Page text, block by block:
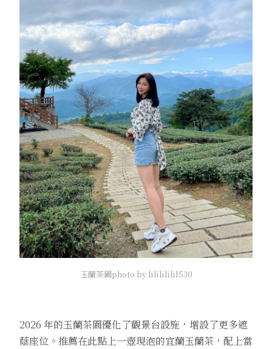
玉蘭茶園photo by lililililil530
2026 年的玉蘭茶園優化了觀景台設施，增設了更多遮
蔭座位。推薦在此點上一壺現泡的宜蘭玉蘭茶，配上當